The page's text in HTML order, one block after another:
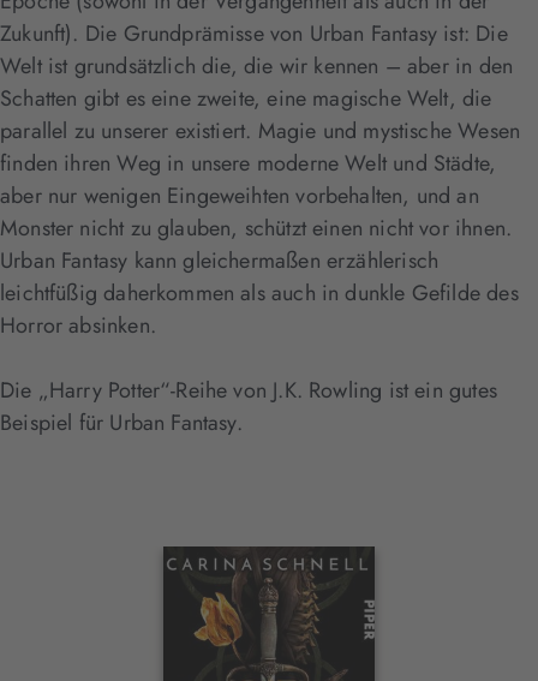
Zukunft). Die Grundprämisse von Urban Fantasy ist: Die
Welt ist grundsätzlich die, die wir kennen – aber in den
Schatten gibt es eine zweite, eine magische Welt, die
parallel zu unserer existiert. Magie und mystische Wesen
finden ihren Weg in unsere moderne Welt und Städte,
aber nur wenigen Eingeweihten vorbehalten, und an
Monster nicht zu glauben, schützt einen nicht vor ihnen.
Urban Fantasy kann gleichermaßen erzählerisch
leichtfüßig daherkommen als auch in dunkle Gefilde des
Horror absinken.
Die „Harry Potter“-Reihe von J.K. Rowling ist ein gutes
Beispiel für Urban Fantasy.
Interaktives